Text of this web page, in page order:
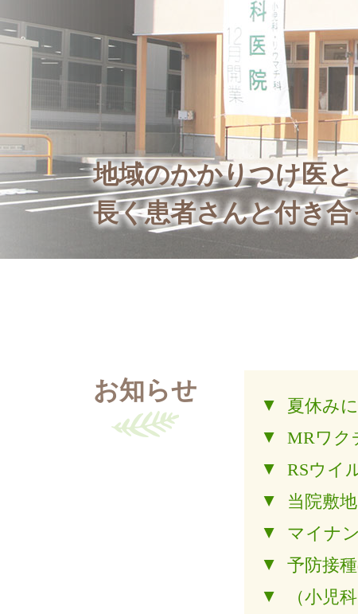
地域のかかりつけ医
長く患者さんと付き
お知らせ
夏休み
MRワク
RSウイ
当院敷
マイナ
予防接
（小児